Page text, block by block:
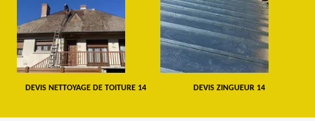
DEVIS NETTOYAGE DE TOITURE 14 DEVIS ZINGUEUR 14